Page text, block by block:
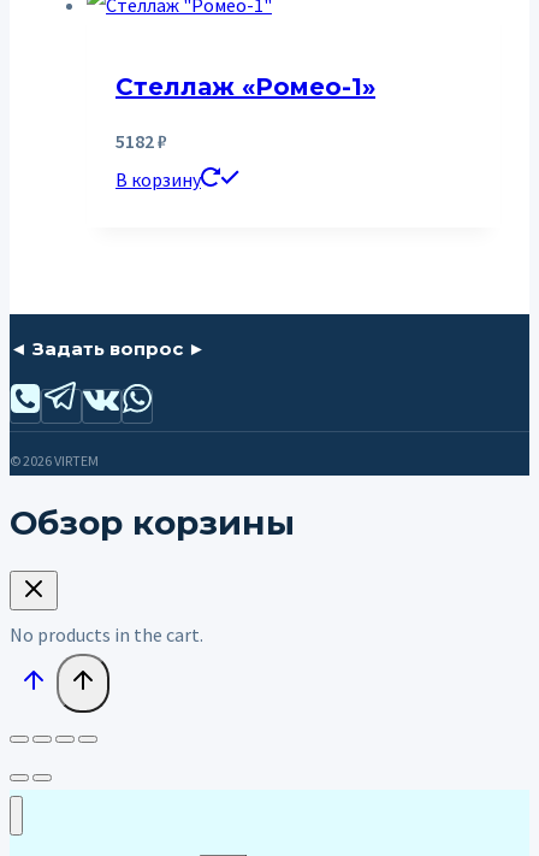
Стеллаж «Ромео-1»
5182₽
В корзину
◄ Задать вопрос ►
© 2026 VIRTEM
Обзор корзины
No products in the cart.